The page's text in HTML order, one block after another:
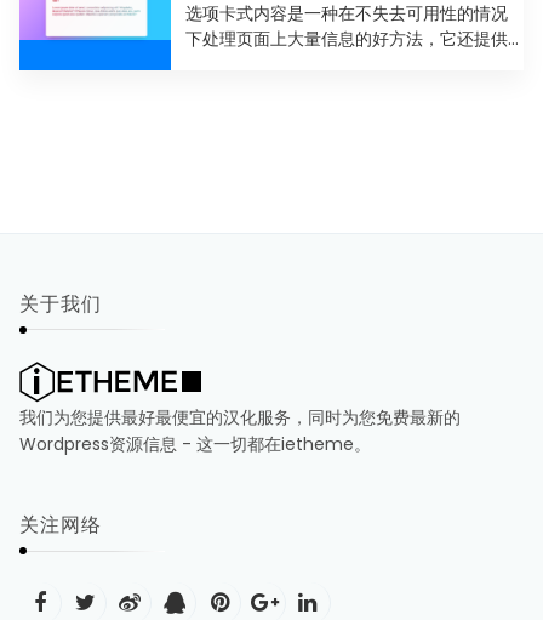
选项卡式内容是一种在不失去可用性的情况
下处理页面上大量信息的好方法，它还提供
关于我们
我们为您提供最好最便宜的汉化服务，同时为您免费最新的
Wordpress资源信息 - 这一切都在ietheme。
关注网络